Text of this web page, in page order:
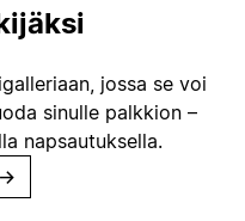
jossa se voi
sinulle palkkion –
napsautuksella.
→